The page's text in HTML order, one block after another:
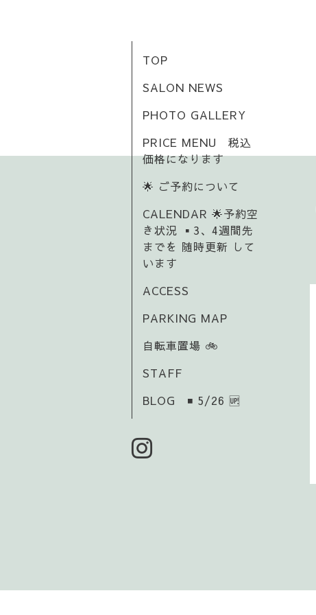
TOP
SALON NEWS
PHOTO GALLERY
PRICE MENU 税込
価格になります
🌟 ご予約について
CALENDAR 🌟予約空
き状況 ▪️3、4週間先
までを 随時更新 して
います
ACCESS
PARKING MAP
自転車置場 🚲️
STAFF
BLOG ◾ 5/26 🆙